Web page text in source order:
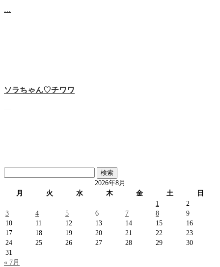
ソラちゃん♡‬チワワ
索:
2026年8月
月
火 水 木 金 土
日
1
2
3
4 5 6 7 8
9
10
11 12 13 14 15
16
17
18 19 20 21 22
23
24
25 26 27 28 29
30
31
« 7月